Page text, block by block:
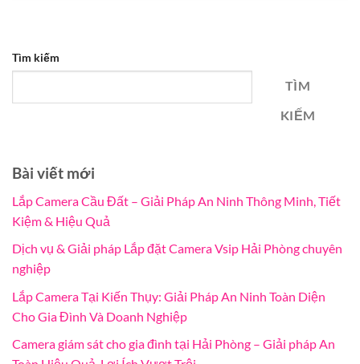
Tìm kiếm
TÌM
KIẾM
Bài viết mới
Lắp Camera Cầu Đất – Giải Pháp An Ninh Thông Minh, Tiết
Kiệm & Hiệu Quả
Dịch vụ & Giải pháp Lắp đặt Camera Vsip Hải Phòng chuyên
nghiệp
Lắp Camera Tại Kiến Thụy: Giải Pháp An Ninh Toàn Diện
Cho Gia Đình Và Doanh Nghiệp
Camera giám sát cho gia đình tại Hải Phòng – Giải pháp An